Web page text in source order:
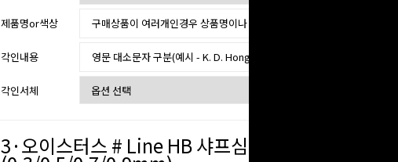
제품명or색상
각인내용
각인서체
3·오이스터스 # Line HB 샤프심